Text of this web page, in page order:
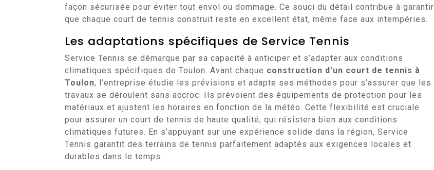
façon sécurisée pour éviter tout envol ou dommage. Ce souci du détail contribue à garantir
que chaque court de tennis construit reste en excellent état, même face aux intempéries.
Les adaptations spécifiques de Service Tennis
Service Tennis se démarque par sa capacité à anticiper et s’adapter aux conditions
climatiques spécifiques de Toulon. Avant chaque construction d’un court de tennis à
Toulon, l’entreprise étudie les prévisions et adapte ses méthodes pour s’assurer que les
travaux se déroulent sans accroc. Ils prévoient des équipements de protection pour les
matériaux et ajustent les horaires en fonction de la météo. Cette flexibilité est cruciale
pour assurer un court de tennis de haute qualité, qui résistera bien aux conditions
climatiques futures. En s’appuyant sur une expérience solide dans la région, Service
Tennis garantit des terrains de tennis parfaitement adaptés aux exigences locales et
durables dans le temps.